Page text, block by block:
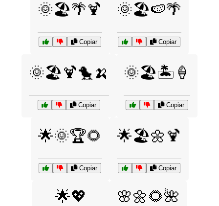
🌞🏖️🌴🍹
Copiar
🌞🏖️🍉🌴
Copiar
🌞🏖️🍹🐤🍌
Copiar
🌞🏖️🏝️🍦
Copiar
🌟🌞🏆🌻
Copiar
🌟🏖️🌼🍹
Copiar
🌟💖 🌸🌼🌻🌺